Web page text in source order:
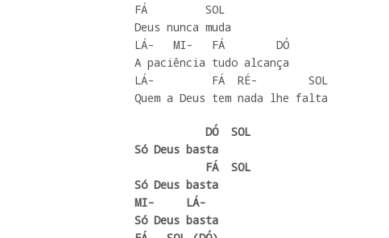
FÁ         SOL
Deus nunca muda
LÁ-   MI-   FÁ        DÓ
A paciência tudo alcança
LÁ-         FÁ  RÉ-        SOL
Quem a Deus tem nada lhe falta
Só Deus basta
Só Deus basta
MI-     LÁ-
Só Deus basta